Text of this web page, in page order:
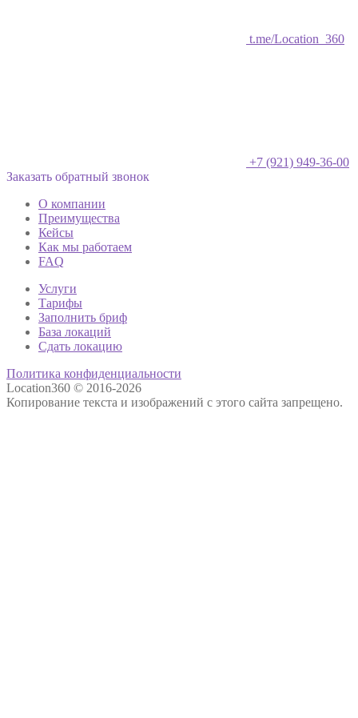
t.me/Location_360
+7 (921) 949-36-00
Заказать обратный звонок
О компании
Преимущества
Кейсы
Как мы работаем
FAQ
Услуги
Тарифы
Заполнить бриф
База локаций
Сдать локацию
Политика конфиденциальности
Location360 © 2016-2026
Копирование текста и изображений с этого сайта запрещено.